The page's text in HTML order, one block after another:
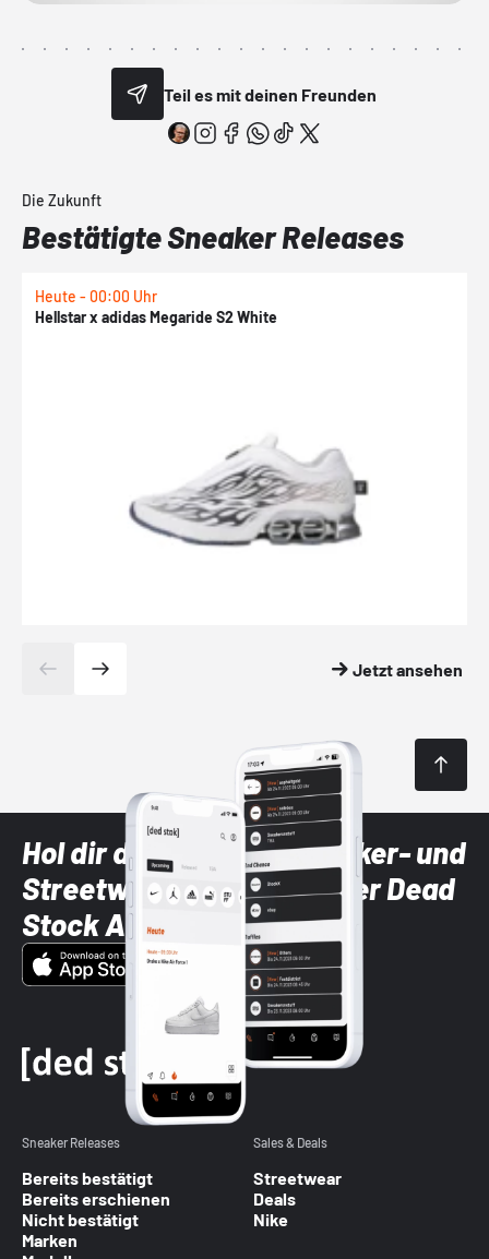
Teil es mit deinen Freunden
Die Zukunft
Bestätigte Sneaker Releases
Heute - 00:00 Uhr
Hellstar x adidas Megaride S2 White
Jetzt ansehen
Hol dir die neuesten Sneaker- und
Streetwear-Brands mit der Dead
Stock App
Sneaker Releases
Bereits bestätigt
Bereits erschienen
Nicht bestätigt
Marken
Sales & Deals
Streetwear
Deals
Nike